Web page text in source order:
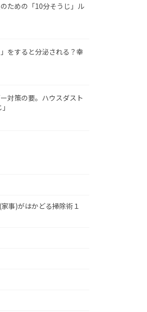
ための「10分そうじ」ル
をすると分泌される？幸
対策の要。ハウスダスト
事)がはかどる掃除術１